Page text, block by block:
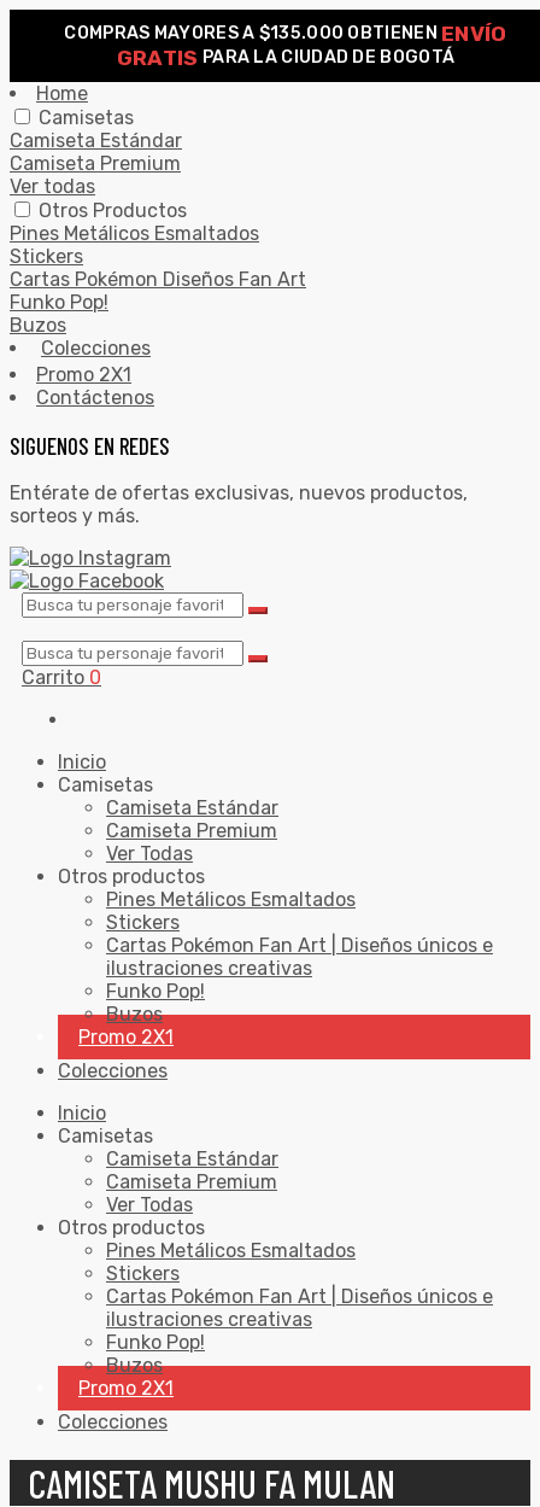
COMPRAS MAYORES A $135.000 OBTIENEN ENVÍO
GRATIS PARA LA CIUDAD DE BOGOTÁ
SEARCH
Home
Camisetas
Camiseta Estándar
Camiseta Premium
Ver todas
Otros Productos
Pines Metálicos Esmaltados
Stickers
Cartas Pokémon Diseños Fan Art
Funko Pop!
Buzos
Colecciones
Promo 2X1
Contáctenos
SIGUENOS EN REDES
Entérate de ofertas exclusivas, nuevos productos,
sorteos y más.
Carrito 0
Inicio
Camisetas
Camiseta Estándar
Camiseta Premium
Ver Todas
Otros productos
Pines Metálicos Esmaltados
Stickers
Cartas Pokémon Fan Art | Diseños únicos e
ilustraciones creativas
Funko Pop!
Buzos
Promo 2X1
Colecciones
Inicio
Camisetas
Camiseta Estándar
Camiseta Premium
Ver Todas
Otros productos
Pines Metálicos Esmaltados
Stickers
Cartas Pokémon Fan Art | Diseños únicos e
ilustraciones creativas
Funko Pop!
Buzos
Promo 2X1
Colecciones
CAMISETA MUSHU FA MULAN